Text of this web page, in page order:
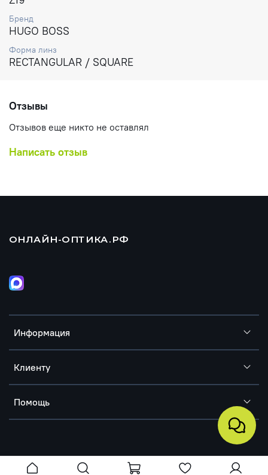
Бренд
HUGO BOSS
Форма линз
RECTANGULAR / SQUARE
Отзывы
Отзывов еще никто не оставлял
Написать отзыв
Информация
Клиенту
Помощь
ОНЛАЙН-ОПТИКА.РФ